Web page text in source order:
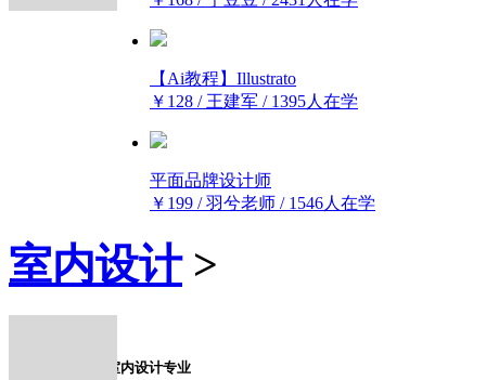
【Ai教程】Illustrato
￥128 / 王建军 / 1395人在学
平面品牌设计师
￥199 / 羽兮老师 / 1546人在学
室内设计 >
室内设计专业